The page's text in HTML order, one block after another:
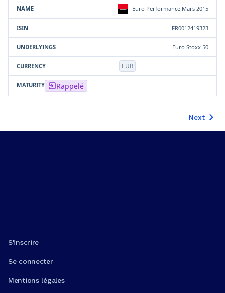
Euro Performance Mars 2015
FR0012419323
Euro Stoxx 50
EUR
Rappelé
Next
S'inscrire
Se connecter
Mentions légales